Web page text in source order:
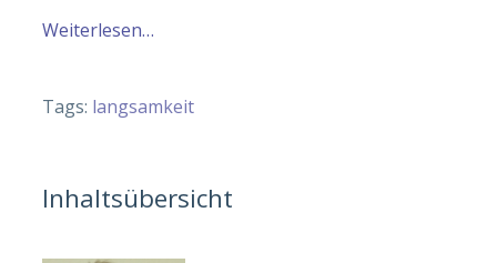
Weiterlesen…
Tags: langsamkeit
Inhaltsübersicht